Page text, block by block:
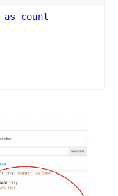
as
count